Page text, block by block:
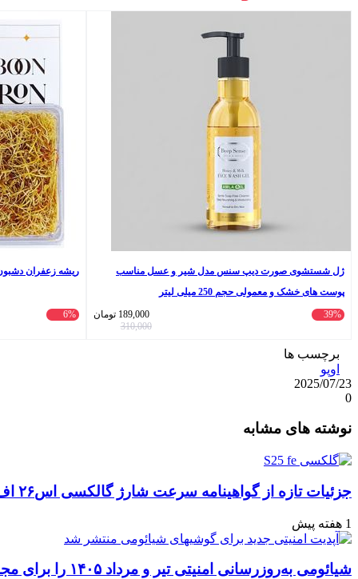
ژل شستشوی صورت دیپ سنس مدل شیر و عسل مناسب
پوست های خشک و معمولی حجم 250 میلی‌ لیتر
39%
189,000 تومان
310,000
ریشه زعفران دشبون - 4
6%
برچسب ها
اوپو
2025/07/23
0
آپ
گذاری
ایمیل
نوشته های مشابه
جزئیات تازه از گواهینامه سرعت شارژ گالکسی اس۲۶ اف‌ای: تحلیل‌ها و انتظارات
1 هفته پیش
شیائومی به‌روزرسانی امنیتی تیر و مرداد ۱۴۰۵ را برای مجموعه‌ای از دستگاه‌ها منتشر کرد: تعهد به امنیت سایبری